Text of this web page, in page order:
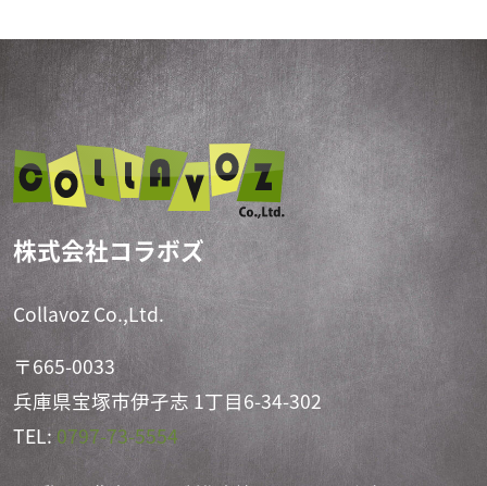
株式会社コラボズ
Collavoz Co.,Ltd.
〒665-0033
兵庫県宝塚市伊孑志 1丁目6-34-302
TEL:0797-73-5554